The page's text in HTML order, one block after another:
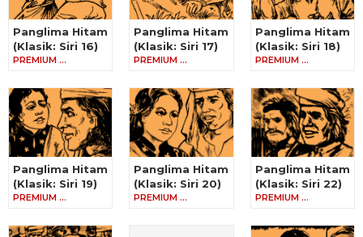
Panglima Hitam
(Klasik: Siri 16)
PREMIUM …
Panglima Hitam
(Klasik: Siri 17)
PREMIUM …
Panglima Hitam
(Klasik: Siri 18)
PREMIUM …
Panglima Hitam
(Klasik: Siri 19)
PREMIUM …
Panglima Hitam
(Klasik: Siri 20)
PREMIUM …
Panglima Hitam
(Klasik: Siri 22)
PREMIUM …